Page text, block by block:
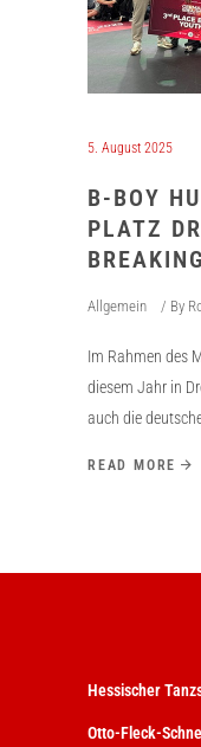
5. August 2025
B-BOY
PLATZ
BREAKING
Allgemein By
Im Rahmen des
diesem Jahr in
auch die
READ MORE
Hessischer
Otto-Fleck-